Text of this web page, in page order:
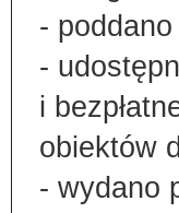
-
-
i
obiektów
- wydano